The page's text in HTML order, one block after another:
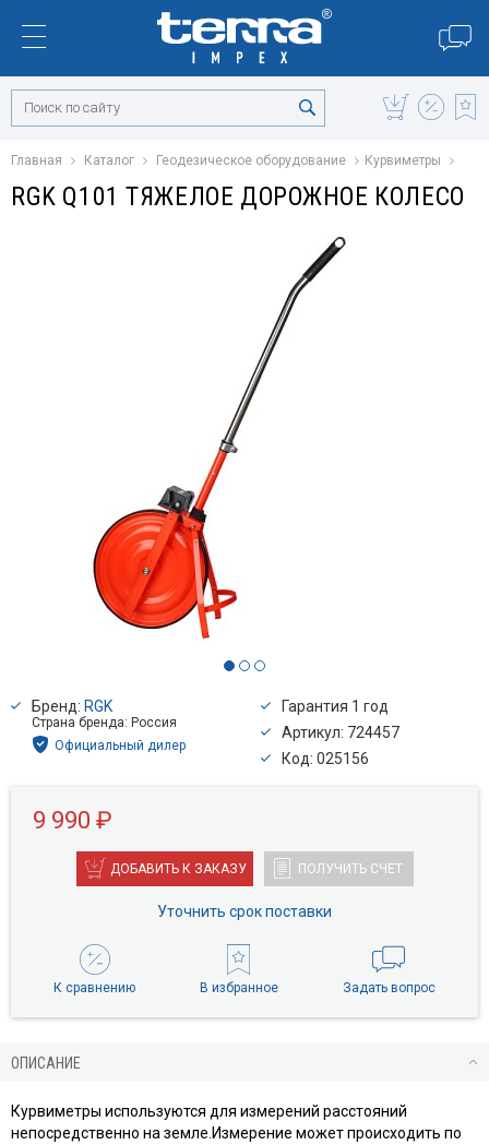
Главная Каталог Геодезическое оборудование Курвиметры
RGK Q101 ТЯЖЕЛОЕ ДОРОЖНОЕ КОЛЕСО
Бренд: RGK
Страна бренда: Россия
Официальный дилер
Гарантия 1 год
Артикул: 724457
Код: 025156
9 990 ₽
ДОБАВИТЬ К ЗАКАЗУ ПОЛУЧИТЬ СЧЕТ
Уточнить срок поставки
К сравнению В избранное Задать вопрос
ОПИСАНИЕ
Курвиметры используются для измерений расстояний
непосредственно на земле.Измерение может происходить по